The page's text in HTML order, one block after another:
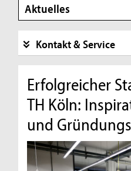
Aktuelles
Kontakt & Service
Erfolgreicher
TH Köln:
und